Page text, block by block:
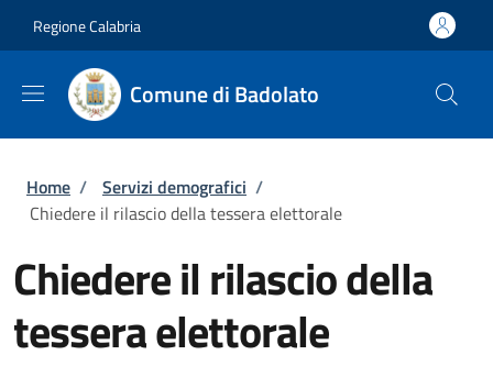
Regione Calabria
Comune di Badolato
Briciole di pane
Home / Servizi demografici /
Chiedere il rilascio della tessera elettorale
Chiedere il rilascio della
tessera elettorale